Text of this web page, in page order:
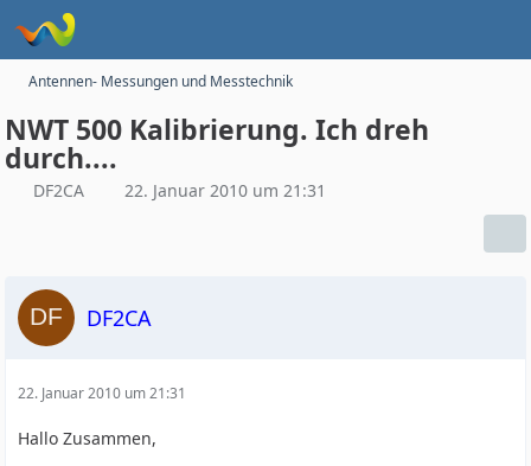
Antennen- Messungen und Messtechnik
NWT 500 Kalibrierung. Ich dreh
durch....
DF2CA 22. Januar 2010 um 21:31
DF2CA
22. Januar 2010 um 21:31
Hallo Zusammen,